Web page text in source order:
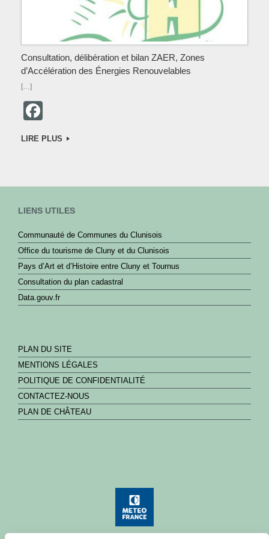
Consultation, délibération et bilan ZAER, Zones
d’Accélération des Énergies Renouvelables
[…]
a
b
o
k
LIRE PLUS
LIENS UTILES
Communauté de Communes du Clunisois
Office du tourisme de Cluny et du Clunisois
Pays d’Art et d’Histoire entre Cluny et Tournus
Consultation du plan cadastral
Data.gouv.fr
PLAN DU SITE
MENTIONS LÉGALES
POLITIQUE DE CONFIDENTIALITÉ
CONTACTEZ-NOUS
PLAN DE CHÂTEAU